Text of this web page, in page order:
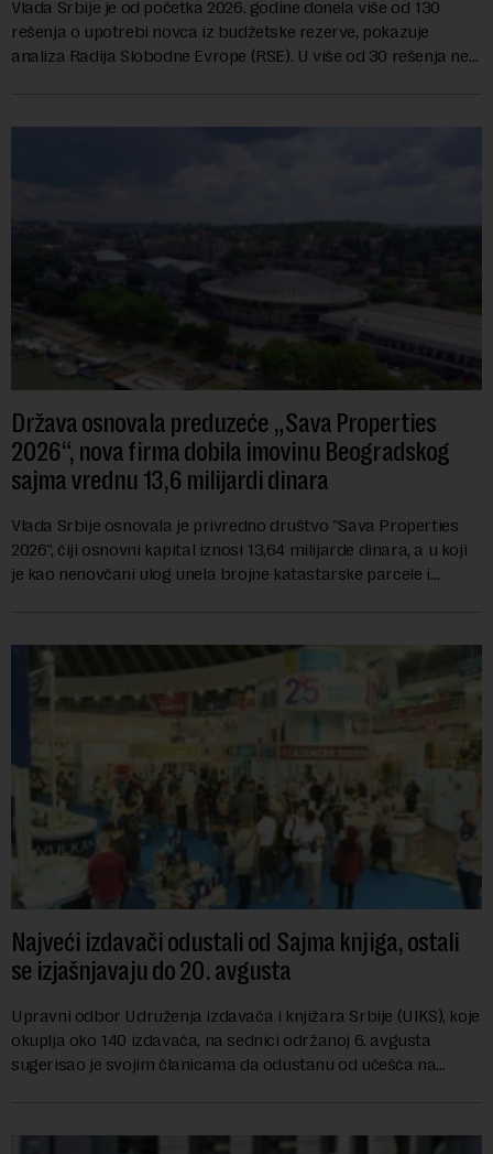
Vlada Srbije je od početka 2026. godine donela više od 130
rešenja o upotrebi novca iz budžetske rezerve, pokazuje
analiza Radija Slobodne Evrope (RSE). U više od 30 rešenja ne
Država osnovala preduzeće „Sava Properties
2026“, nova firma dobila imovinu Beogradskog
sajma vrednu 13,6 milijardi dinara
Vlada Srbije osnovala je privredno društvo "Sava Properties
2026", čiji osnovni kapital iznosi 13,64 milijarde dinara, a u koji
je kao nenovčani ulog unela brojne katastarske parcele i
Najveći izdavači odustali od Sajma knjiga, ostali
se izjašnjavaju do 20. avgusta
Upravni odbor Udruženja izdavača i knjižara Srbije (UIKS), koje
okuplja oko 140 izdavača, na sednici održanoj 6. avgusta
sugerisao je svojim članicama da odustanu od učešća na